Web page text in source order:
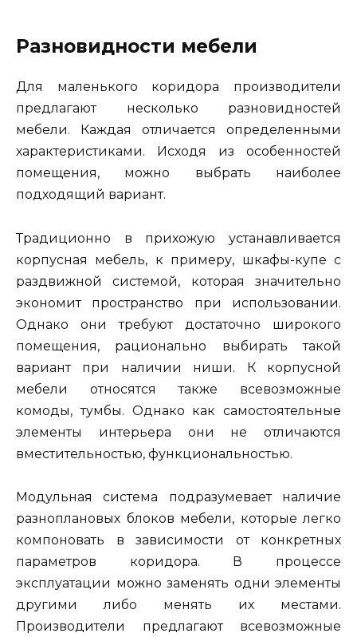
Разновидности мебели
Для маленького коридора производители
предлагают несколько разновидностей
мебели. Каждая отличается определенными
характеристиками. Исходя из особенностей
помещения, можно выбрать наиболее
подходящий вариант.
Традиционно в прихожую устанавливается
корпусная мебель, к примеру, шкафы-купе с
раздвижной системой, которая значительно
экономит пространство при использовании.
Однако они требуют достаточно широкого
помещения, рационально выбирать такой
вариант при наличии ниши. К корпусной
мебели относятся также всевозможные
комоды, тумбы. Однако как самостоятельные
элементы интерьера они не отличаются
вместительностью, функциональностью.
Модульная система подразумевает наличие
разноплановых блоков мебели, которые легко
компоновать в зависимости от конкретных
параметров коридора. В процессе
эксплуатации можно заменять одни элементы
другими либо менять их местами.
Производители предлагают всевозможные